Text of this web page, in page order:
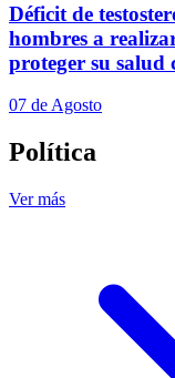
Déficit de
hombres a
proteger su salud
07 de Agosto
Política
Ver más